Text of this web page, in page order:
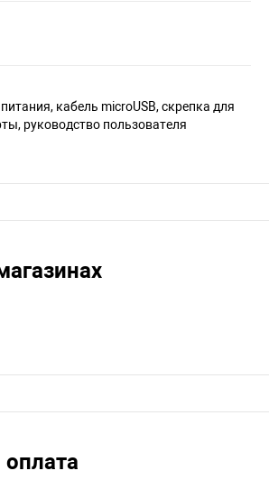
кабель microUSB, скрепка для
руководство пользователя